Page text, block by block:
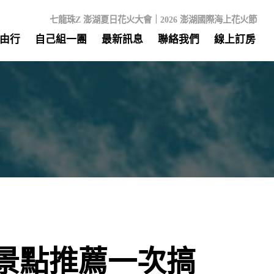
七龍珠Z 澎湖夏日花火大會｜2026 澎湖國際海上花火節
行 自己組一團 最新訊息 聯絡我們 線上訂房
點推薦一次搞